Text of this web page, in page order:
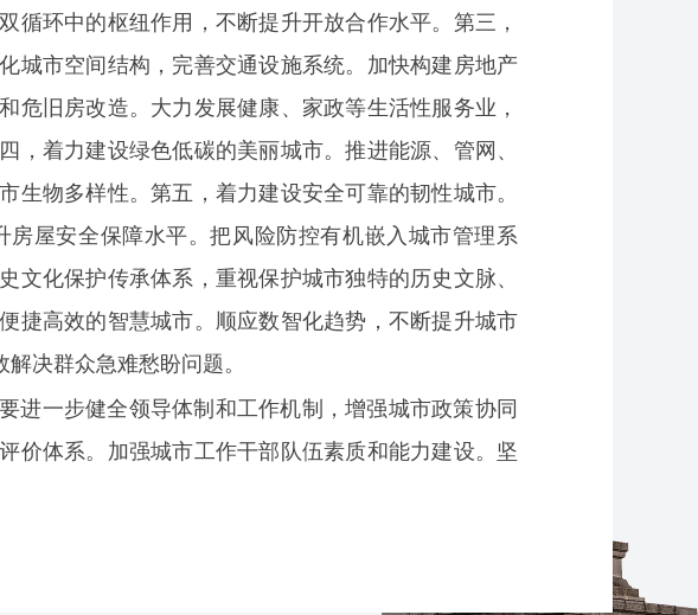
环中的枢纽作用，不断提升开放合作水平。第三，
城市空间结构，完善交通设施系统。加快构建房地产
旧房改造。大力发展健康、家政等生活性服务业，
着力建设绿色低碳的美丽城市。推进能源、管网、
物多样性。第五，着力建设安全可靠的韧性城市。
屋安全保障水平。把风险防控有机嵌入城市管理系
化保护传承体系，重视保护城市独特的历史文脉、
捷高效的智慧城市。顺应数智化趋势，不断提升城市
决群众急难愁盼问题。
进一步健全领导体制和工作机制，增强城市政策协同
价体系。加强城市工作干部队伍素质和能力建设。坚